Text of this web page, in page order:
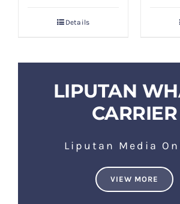
Details
LIPUTAN
CARRIER
Liputan Media
VIEW MORE